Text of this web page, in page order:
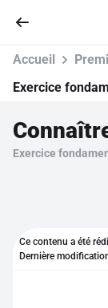
Accueil
Se
Accueil
Exercice
Exercice
Ce contenu a été
Dernière